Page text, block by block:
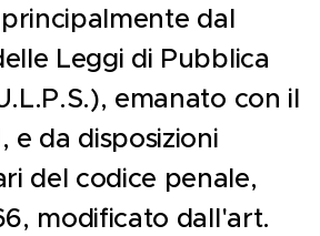
dal
Leggi di Pubblica
emanato con il
e da disposizioni
del codice penale,
modificato dall'art.